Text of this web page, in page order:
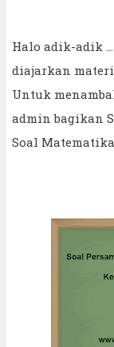
Halo adik-adik
diajarkan materi
Untuk
admin bagikan
Soal